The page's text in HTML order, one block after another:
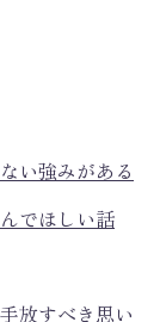
い強みがある
でほしい話
放すべき思い